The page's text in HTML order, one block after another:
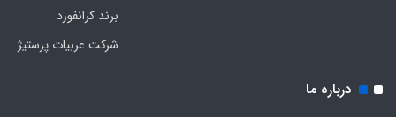
برند کرانفورد
شرکت عربیات پرستیژ
درباره ما